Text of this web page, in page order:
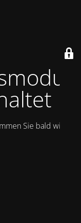
Sie bald wieder.